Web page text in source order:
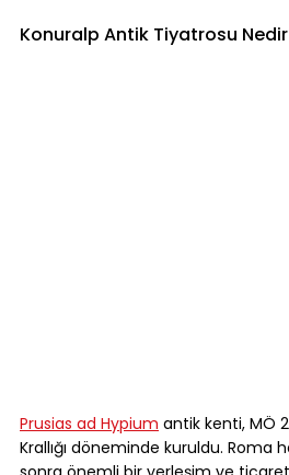
Konuralp Antik Tiyatrosu
Prusias ad Hypium antik kenti, MÖ
Krallığı döneminde kuruldu.